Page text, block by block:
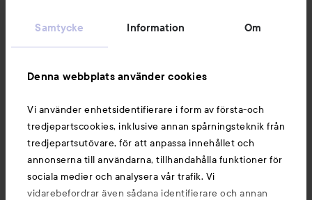
Samtycke Information Om
Denna webbplats använder cookies
Vi använder enhetsidentifierare i form av första-och
tredjepartscookies, inklusive annan spårningsteknik från
tredjepartsutövare, för att anpassa innehållet och
annonserna till användarna, tillhandahålla funktioner för
sociala medier och analysera vår trafik. Vi
vidarebefordrar även sådana identifierare och annan
Du kanske också gillar